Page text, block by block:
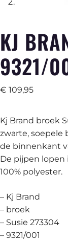
KJ
9321/
€ 109,95
Kj Brand broek
zwarte, soepele
de binnenkant
De pijpen lopen
100% polyester.
– Kj Brand
– broek
– Susie 273304
– 9321/001